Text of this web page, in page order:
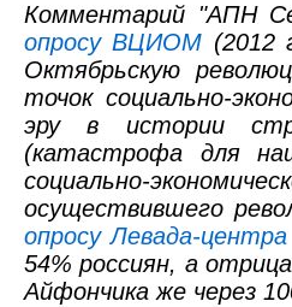
Комментарий "АПН
опросу ВЦИОМ (2012
Октябрьскую
точок социально-
эру в истории
(катастрофа для
социально-
осуществившего
опросу Левада-центра
54% россиян, а
Айфончика же через